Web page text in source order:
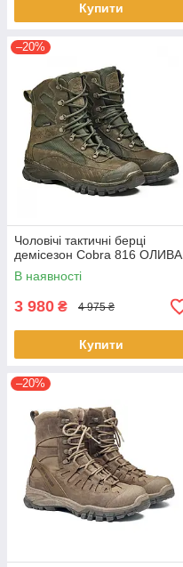
Купити
–20%
Чоловічі тактичні берці
демісезон Cobra 816 ОЛИВА
В наявності
3 980 ₴ 4 975 ₴
Купити
–20%